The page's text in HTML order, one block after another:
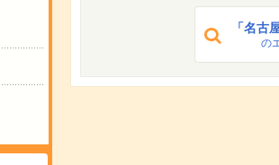
「名古
の